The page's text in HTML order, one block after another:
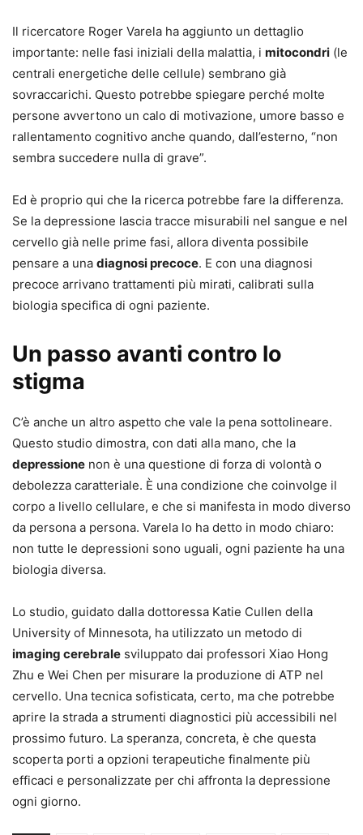
Il ricercatore Roger Varela ha aggiunto un dettaglio
importante: nelle fasi iniziali della malattia, i mitocondri (le
centrali energetiche delle cellule) sembrano già
sovraccarichi. Questo potrebbe spiegare perché molte
persone avvertono un calo di motivazione, umore basso e
rallentamento cognitivo anche quando, dall’esterno, “non
sembra succedere nulla di grave”.
Ed è proprio qui che la ricerca potrebbe fare la differenza.
Se la depressione lascia tracce misurabili nel sangue e nel
cervello già nelle prime fasi, allora diventa possibile
pensare a una diagnosi precoce. E con una diagnosi
precoce arrivano trattamenti più mirati, calibrati sulla
biologia specifica di ogni paziente.
Un passo avanti contro lo
stigma
C’è anche un altro aspetto che vale la pena sottolineare.
Questo studio dimostra, con dati alla mano, che la
depressione non è una questione di forza di volontà o
debolezza caratteriale. È una condizione che coinvolge il
corpo a livello cellulare, e che si manifesta in modo diverso
da persona a persona. Varela lo ha detto in modo chiaro:
non tutte le depressioni sono uguali, ogni paziente ha una
biologia diversa.
Lo studio, guidato dalla dottoressa Katie Cullen della
University of Minnesota, ha utilizzato un metodo di
imaging cerebrale sviluppato dai professori Xiao Hong
Zhu e Wei Chen per misurare la produzione di ATP nel
cervello. Una tecnica sofisticata, certo, ma che potrebbe
aprire la strada a strumenti diagnostici più accessibili nel
prossimo futuro. La speranza, concreta, è che questa
scoperta porti a opzioni terapeutiche finalmente più
efficaci e personalizzate per chi affronta la depressione
ogni giorno.